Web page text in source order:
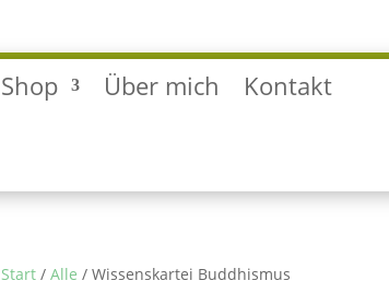
Shop Über mich Kontakt
Start/ Alle / Wissenskartei Buddhismus